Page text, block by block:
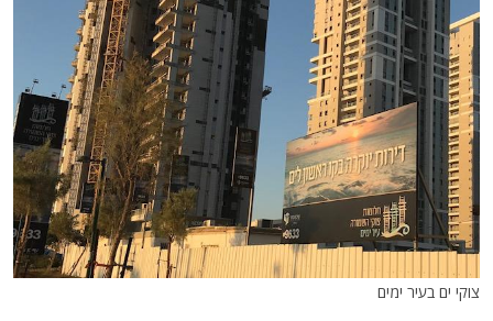
צוקי ים בעיר ימים